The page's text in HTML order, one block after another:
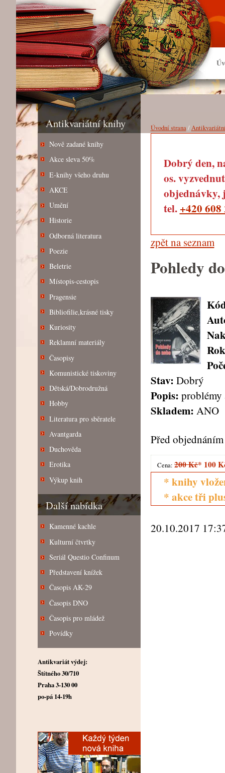
Antikvariátní knihy
Nově zadané knihy
Akce sleva 50%
E-knihy všeho druhu
AKCE
Umění
Historie
Odborná literatura
Poezie
Beletrie
Místopis-cestopis
Pragensie
Bibliofilie,krásné tisky
Kuriosity
Reklamní materiály
Časopisy
Komunistické tiskoviny
Dětská/Dobrodružná
Hobby
Literatura pro sběratele
Avantgarda
Duchověda
Erotika
Výkup knih
Další nabídka
Kamenné kachle
Kulturní čtvrtky
Seriál Questio Confinum
Představení knížek
Časopis AK-29
Časopis DNO
Časopis pro mládež
Povídky
Antikvariát výdej:
Štítného 30/710
Praha 3-130 00
po-pá 14-19h
Úvodní strana/
Dobrý den,
os.
objednávky,
tel. +420 608
zpět na seznam
Pohledy
Stav: Dobrý
Popis:
Skladem: ANO
Před
Cena:200 Kč* 100
* knihy
* akce tři
20.10.2017